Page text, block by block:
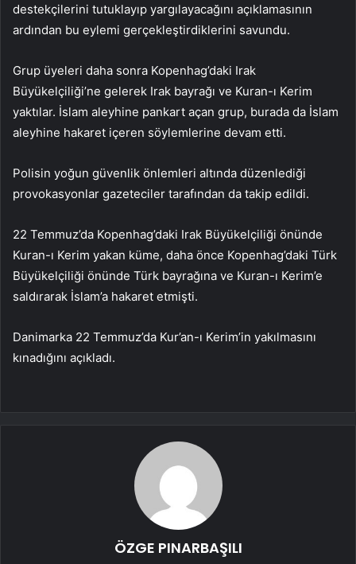
destekçilerini tutuklayıp yargılayacağını açıklamasının
ardından bu eylemi gerçekleştirdiklerini savundu.
Grup üyeleri daha sonra Kopenhag’daki Irak
Büyükelçiliği’ne gelerek Irak bayrağı ve Kuran-ı Kerim
yaktılar. İslam aleyhine pankart açan grup, burada da İslam
aleyhine hakaret içeren söylemlerine devam etti.
Polisin yoğun güvenlik önlemleri altında düzenlediği
provokasyonlar gazeteciler tarafından da takip edildi.
22 Temmuz’da Kopenhag’daki Irak Büyükelçiliği önünde
Kuran-ı Kerim yakan küme, daha önce Kopenhag’daki Türk
Büyükelçiliği önünde Türk bayrağına ve Kuran-ı Kerim’e
saldırarak İslam’a hakaret etmişti.
Danimarka 22 Temmuz’da Kur’an-ı Kerim’in yakılmasını
kınadığını açıkladı.
ÖZGE PINARBAŞILI